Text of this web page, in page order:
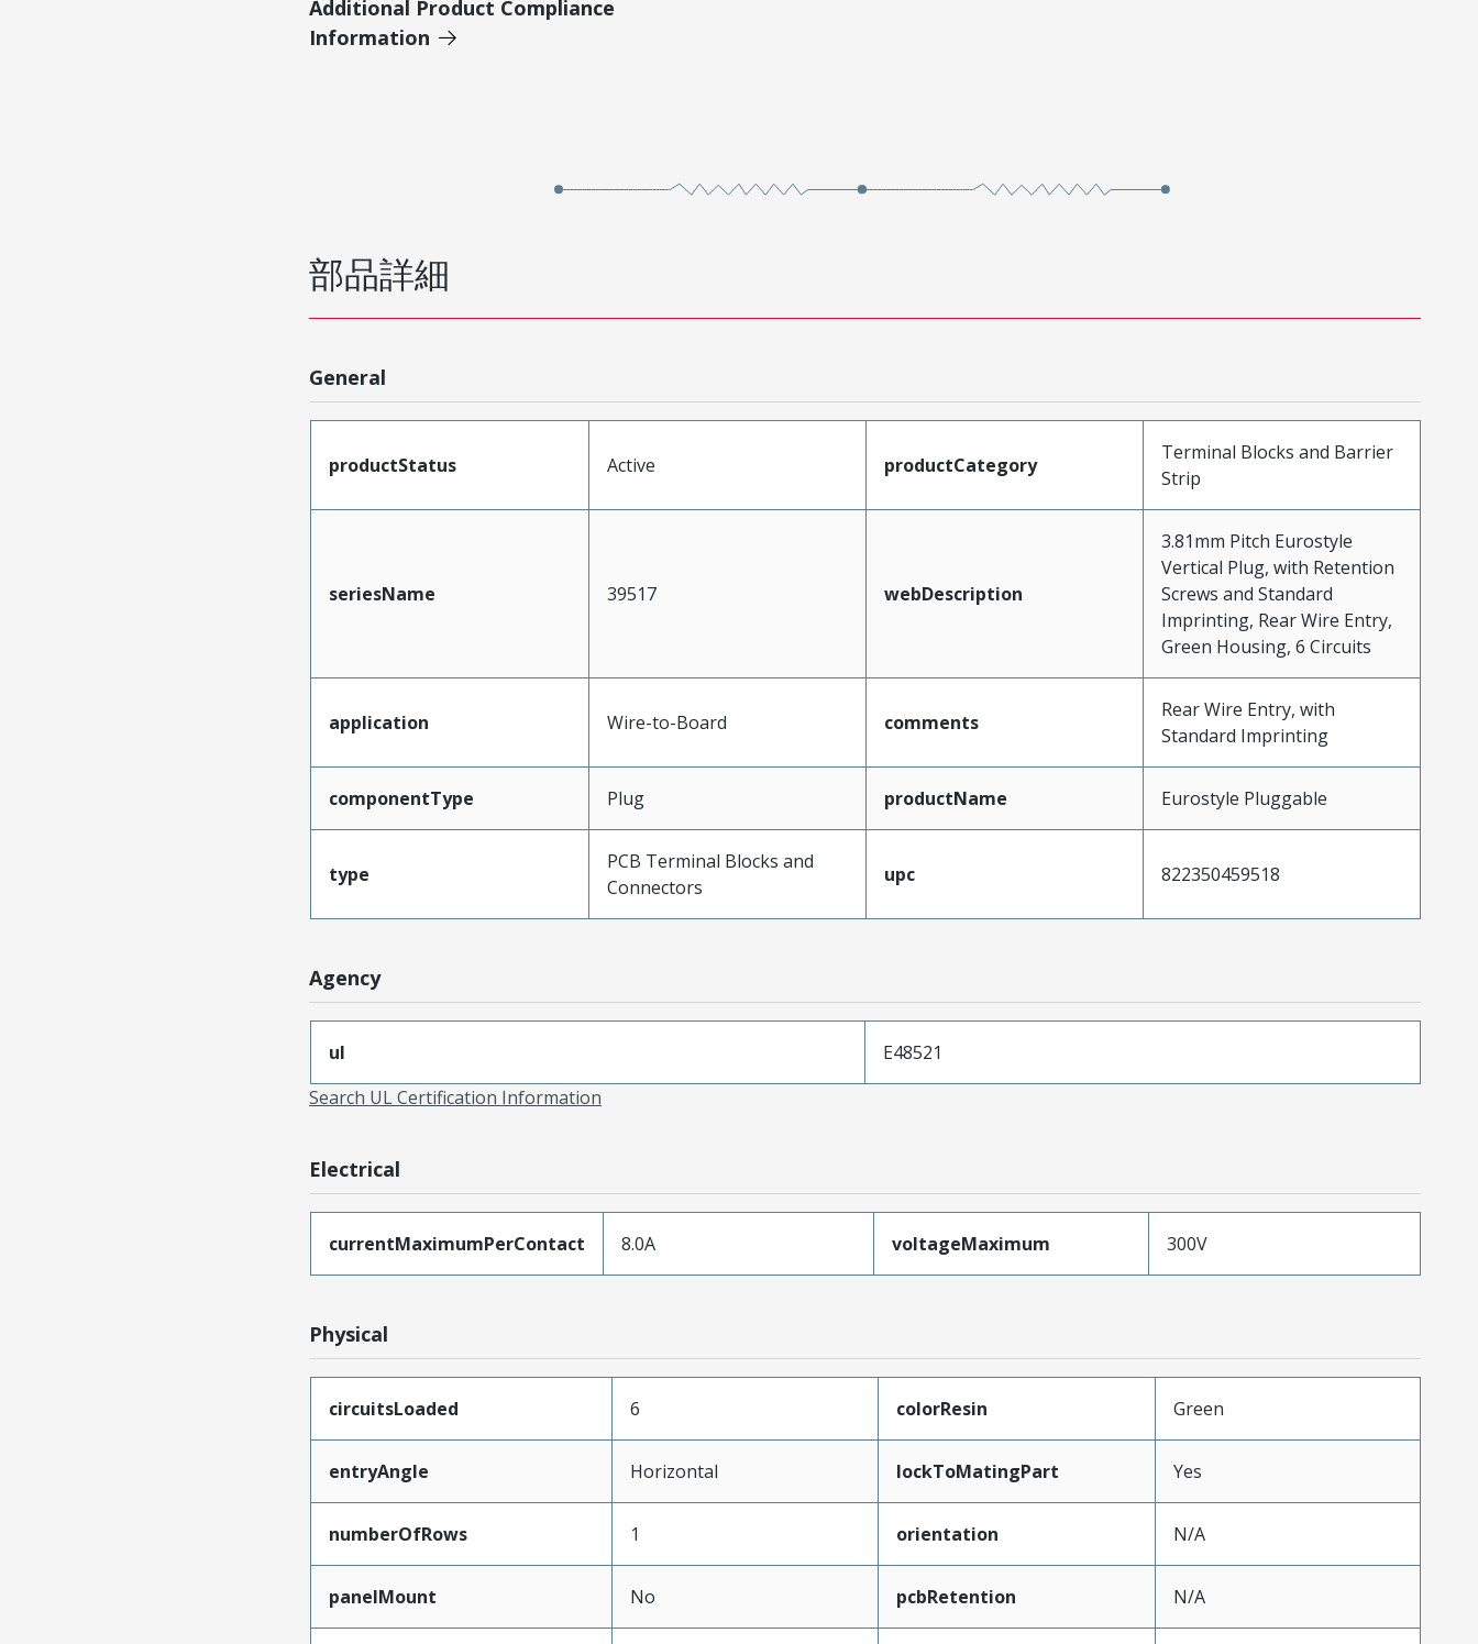
Additional Product Compliance
Information
部品詳細
General
productStatus Active productCategory
Terminal Blocks and Barrier
Strip
seriesName 39517 webDescription
3.81mm Pitch Eurostyle
Vertical Plug, with Retention
Screws and Standard
Imprinting, Rear Wire Entry,
Green Housing, 6 Circuits
application Wire-to-Board comments
Rear Wire Entry, with
Standard Imprinting
componentType Plug productName Eurostyle Pluggable
type
PCB Terminal Blocks and
Connectors
upc 822350459518
Agency
ul
E48521
Search UL Certification Information
Electrical
currentMaximumPerContact 8.0A voltageMaximum 300V
Physical
circuitsLoaded 6 colorResin Green
entryAngle Horizontal lockToMatingPart Yes
numberOfRows 1 orientation N/A
panelMount No pcbRetention N/A